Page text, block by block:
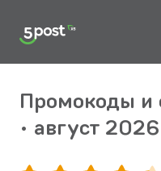
Промокоды и
• август 2026